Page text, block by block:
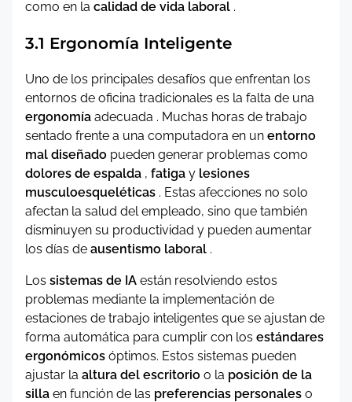
como en la calidad de vida laboral .
3.1 Ergonomía Inteligente
Uno de los principales desafíos que enfrentan los
entornos de oficina tradicionales es la falta de una
ergonomía adecuada . Muchas horas de trabajo
sentado frente a una computadora en un entorno
mal diseñado pueden generar problemas como
dolores de espalda , fatiga y lesiones
musculoesqueléticas . Estas afecciones no solo
afectan la salud del empleado, sino que también
disminuyen su productividad y pueden aumentar
los días de ausentismo laboral .
Los sistemas de IA están resolviendo estos
problemas mediante la implementación de
estaciones de trabajo inteligentes que se ajustan de
forma automática para cumplir con los estándares
ergonómicos óptimos. Estos sistemas pueden
ajustar la altura del escritorio o la posición de la
silla en función de las preferencias personales o